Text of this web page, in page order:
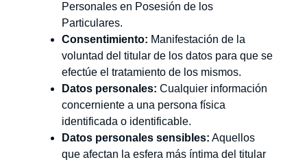
Personales en Posesión de los
Particulares.
Consentimiento: Manifestación de la
voluntad del titular de los datos para que se
efectúe el tratamiento de los mismos.
Datos personales: Cualquier información
concerniente a una persona física
identificada o identificable.
Datos personales sensibles: Aquellos
que afectan la esfera más íntima del titular